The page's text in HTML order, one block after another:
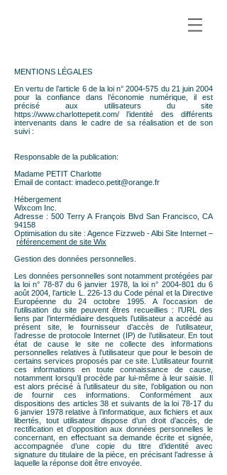
MENTIONS LÉGALES
En vertu de l’article 6 de la loi n°2004-575 du 21 juin 2004
pour la confiance dans l’économie numérique, il est
précisé aux utilisateurs du site
https://www.charlottepetit.com/ l’identité des différents
intervenants dans le cadre de sa réalisation et de son
suivi :
Responsable de la publication:
​Madame PETIT Charlotte
Email de contact: imadeco.petit@orange.fr
Hébergement
Wixcom Inc.
Adresse : 500 Terry A François Blvd San Francisco, CA
94158
Optimisation du site : Agence Fizzweb - Albi Site Internet –
référencement de site Wix
Gestion des données personnelles.
Les données personnelles sont notamment protégées par
la loi n° 78-87 du 6 janvier 1978, la loi n° 2004-801 du 6
août 2004, l’article L. 226-13 du Code pénal et la Directive
Européenne du 24 octobre 1995. A l’occasion de
l’utilisation du site peuvent êtres recueillies : l’URL des
liens par l’intermédiaire desquels l’utilisateur a accédé au
présent site, le fournisseur d’accès de l’utilisateur,
l’adresse de protocole Internet (IP) de l’utilisateur. En tout
état de cause le site ne collecte des informations
personnelles relatives à l’utilisateur que pour le besoin de
certains services proposés par ce site. L’utilisateur fournit
ces informations en toute connaissance de cause,
notamment lorsqu’il procède par lui-même à leur saisie. Il
est alors précisé à l’utilisateur du site, l’obligation ou non
de fournir ces informations. Conformément aux
dispositions des articles 38 et suivants de la loi 78-17 du
6 janvier 1978 relative à l’informatique, aux fichiers et aux
libertés, tout utilisateur dispose d’un droit d’accès, de
rectification et d’opposition aux données personnelles le
concernant, en effectuant sa demande écrite et signée,
accompagnée d’une copie du titre d’identité avec
signature du titulaire de la pièce, en précisant l’adresse à
laquelle la réponse doit être envoyée.